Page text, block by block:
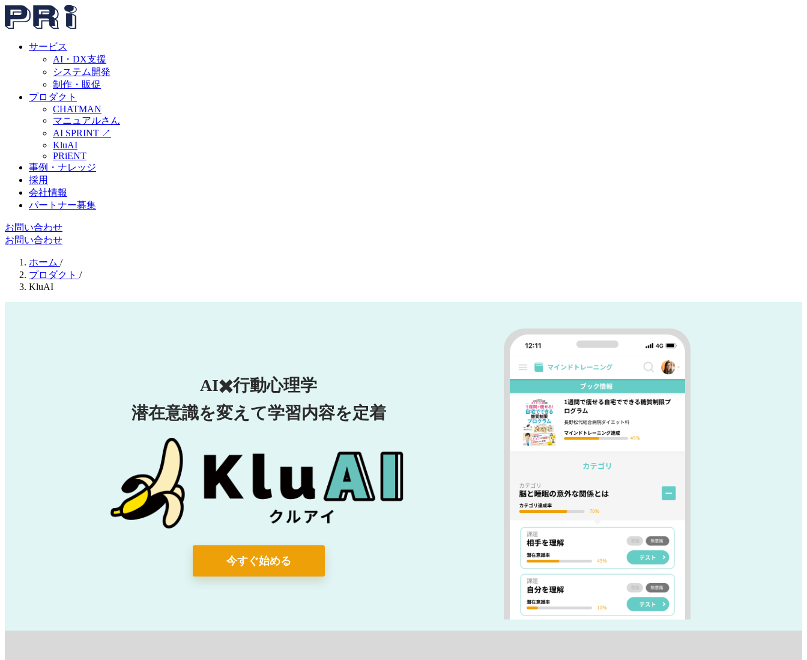
サービス
AI・DX支援
システム開発
制作・販促
プロダクト
CHATMAN
マニュアルさん
AI SPRINT ↗
KluAI
PRiENT
事例・ナレッジ
採用
会社情報
パートナー募集
お問い合わせ
お問い合わせ
ホーム /
プロダクト /
KluAI
AI✖️行動心理学
潜在意識を変えて学習内容を定着
今すぐ始める